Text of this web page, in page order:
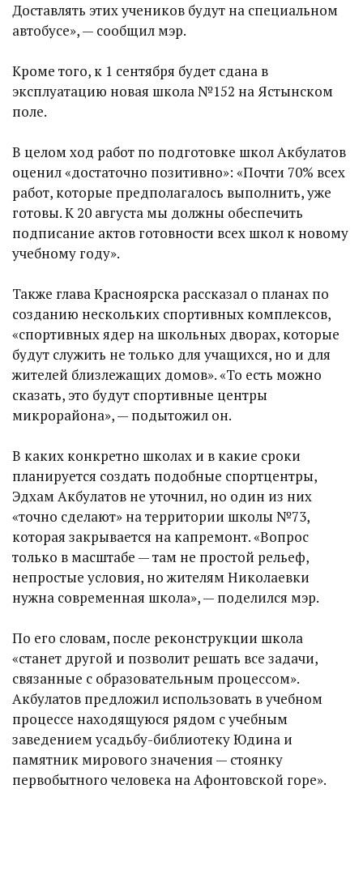
Доставлять этих учеников будут на специальном
автобусе», — сообщил мэр.
Кроме того, к 1 сентября будет сдана в
эксплуатацию новая школа №152 на Ястынском
поле.
В целом ход работ по подготовке школ Акбулатов
оценил «достаточно позитивно»: «Почти 70% всех
работ, которые предполагалось выполнить, уже
готовы. К 20 августа мы должны обеспечить
подписание актов готовности всех школ к новому
учебному году».
Также глава Красноярска рассказал о планах по
созданию нескольких спортивных комплексов,
«спортивных ядер на школьных дворах, которые
будут служить не только для учащихся, но и для
жителей близлежащих домов». «То есть можно
сказать, это будут спортивные центры
микрорайона», — подытожил он.
В каких конкретно школах и в какие сроки
планируется создать подобные спортцентры,
Эдхам Акбулатов не уточнил, но один из них
«точно сделают» на территории школы №73,
которая закрывается на капремонт. «Вопрос
только в масштабе — там не простой рельеф,
непростые условия, но жителям Николаевки
нужна современная школа», — поделился мэр.
По его словам, после реконструкции школа
«станет другой и позволит решать все задачи,
связанные с образовательным процессом».
Акбулатов предложил использовать в учебном
процессе находящуюся рядом с учебным
заведением усадьбу-библиотеку Юдина и
памятник мирового значения — стоянку
первобытного человека на Афонтовской горе».